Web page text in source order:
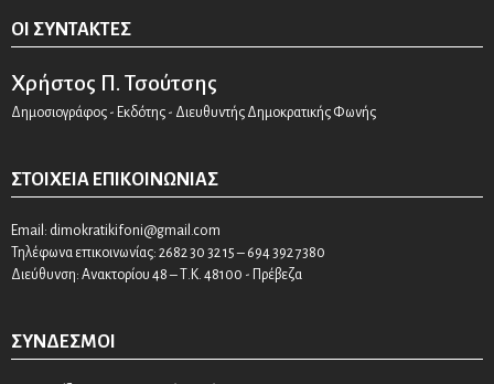
ΟΙ ΣΥΝΤΆΚΤΕΣ
Χρήστος Π. Τσούτσης
Δημοσιογράφος - Εκδότης - Διευθυντής Δημοκρατικής Φωνής
ΣΤΟΙΧΕΊΑ ΕΠΙΚΟΙΝΩΝΊΑΣ
Email: dimokratikifoni@gmail.com
Τηλέφωνα επικοινωνίας: 2682 30 32 15 – 694 392 7380
Διεύθυνση: Ανακτορίου 48 – Τ.Κ. 48100 - Πρέβεζα
ΣΎΝΔΕΣΜΟΙ